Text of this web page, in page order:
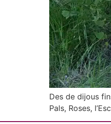
Des de dijous
Pals, Roses,